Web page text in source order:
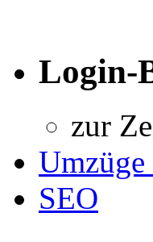
Login-
zur
SEO